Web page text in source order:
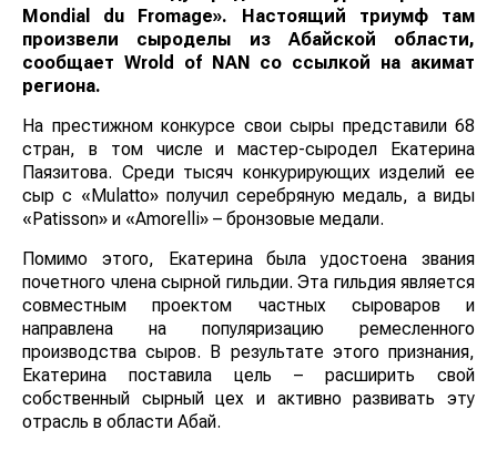
Mondial du Fromage». Настоящий триумф там
произвели сыроделы из Абайской области,
сообщает Wrold of NAN
со ссылкой на акимат
региона.
На престижном конкурсе свои сыры представили 68
стран, в том числе и мастер-сыродел Екатерина
Паязитова. Среди тысяч конкурирующих изделий ее
сыр с «Mulatto» получил серебряную медаль, а виды
«Patisson» и «Amorelli» – бронзовые медали.
Помимо этого, Екатерина была удостоена звания
почетного члена сырной гильдии. Эта гильдия является
совместным проектом частных сыроваров и
направлена на популяризацию ремесленного
производства сыров. В результате этого признания,
Екатерина поставила цель – расширить свой
собственный сырный цех и активно развивать эту
отрасль в области Абай.